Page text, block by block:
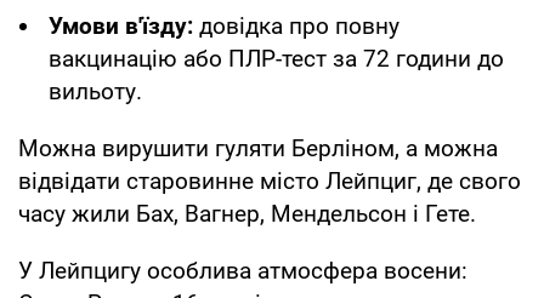
Умови в'їзду: довідка про повну
вакцинацію або ПЛР-тест за 72 години до
вильоту.
Можна вирушити гуляти Берліном, а можна
відвідати старовинне місто Лейпциг, де свого
часу жили Бах, Вагнер, Мендельсон і Гете.
У Лейпцигу особлива атмосфера восени: